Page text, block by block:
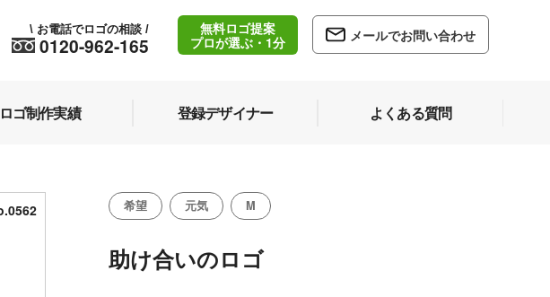
0120-962-165
\ お電話でロゴの相談 /
無料ロゴ提案
プロが選ぶ・1分
メールでお問い合わせ
ロゴ制作実績 登録デザイナー よくある質問
希望 元気 M
助け合いのロゴ